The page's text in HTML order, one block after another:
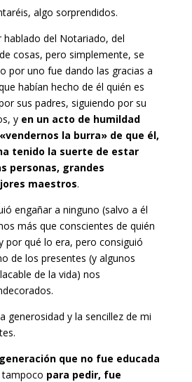
algo sorprendidos.
hablado del Notariado, del
cosas, pero simplemente, se
por uno fue dando las gracias a
habían hecho de él quién es
sus padres, siguiendo por su
y en un acto de humildad
la burra» de que él,
tenido la suerte de estar
personas, grandes
maestros.
engañar a ninguno (salvo a él
más que conscientes de quién
por qué lo era, pero consiguió
de los presentes (y algunos
de la vida) nos
generosidad y la sencillez de mi
generación que no fue educada
para pedir, fue